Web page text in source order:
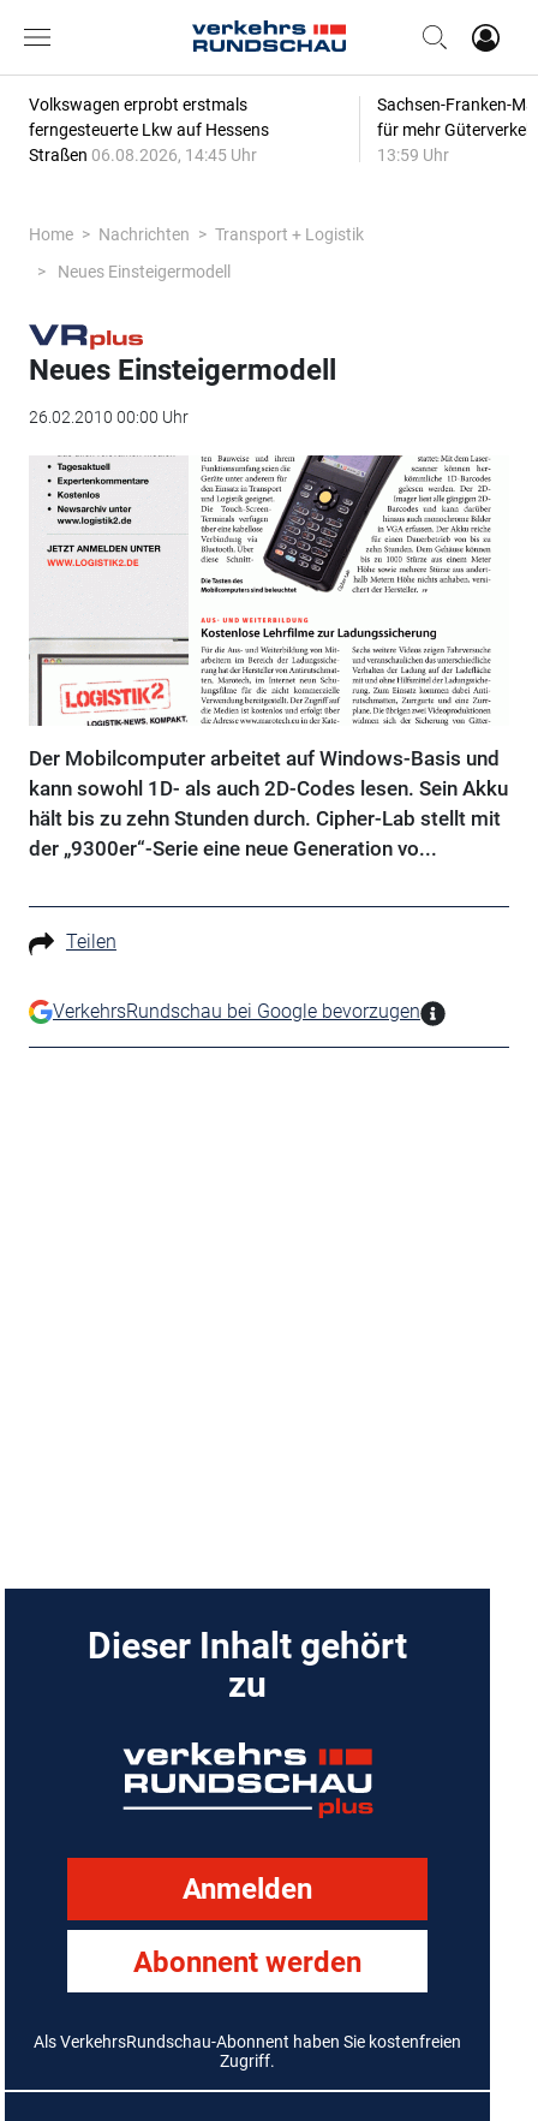
Volkswagen erprobt erstmals
ferngesteuerte Lkw auf Hessens
Straßen 06.08.2026, 14:45 Uhr
Sachsen-Franken-
für mehr
13:59 Uhr
Home Nachrichten
Transport + Logistik
Neues Einsteigermodell
Neues Einsteigermodell
26.02.2010 00:00 Uhr
Der Mobilcomputer arbeitet auf Windows-Basis und
kann sowohl 1D- als auch 2D-Codes lesen. Sein Akku
hält bis zu zehn Stunden durch. Cipher-Lab stellt mit
der „9300er“-Serie eine neue Generation vo...
Teilen
VerkehrsRundschau bei Google bevorzugen
Dieser Inhalt gehört
zu
Anmelden
Abonnent werden
Als VerkehrsRundschau-Abonnent haben Sie kostenfreien
Zugriff.